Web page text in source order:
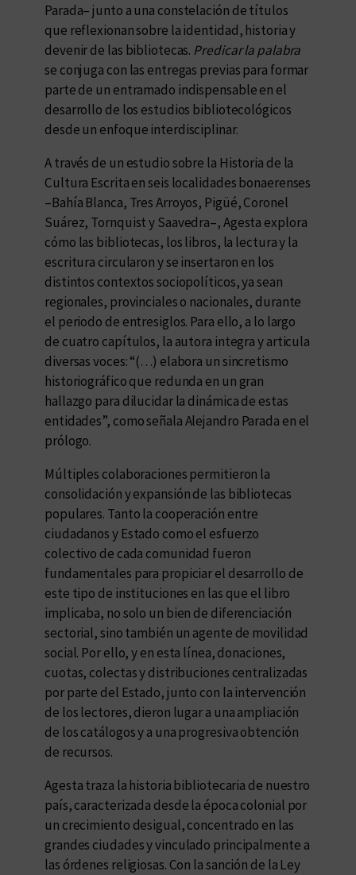
Parada– junto a una constelación de títulos
que reflexionan sobre la identidad, historia y
devenir de las bibliotecas. Predicar la palabra
se conjuga con las entregas previas para formar
parte de un entramado indispensable en el
desarrollo de los estudios bibliotecológicos
desde un enfoque interdisciplinar.
A través de un estudio sobre la Historia de la
Cultura Escrita en seis localidades bonaerenses
–Bahía Blanca, Tres Arroyos, Pigüé, Coronel
Suárez, Tornquist y Saavedra–, Agesta explora
cómo las bibliotecas, los libros, la lectura y la
escritura circularon y se insertaron en los
distintos contextos sociopolíticos, ya sean
regionales, provinciales o nacionales, durante
el periodo de entresiglos. Para ello, a lo largo
de cuatro capítulos, la autora integra y articula
diversas voces: “(…) elabora un sincretismo
historiográfico que redunda en un gran
hallazgo para dilucidar la dinámica de estas
entidades”, como señala Alejandro Parada en el
prólogo.
Múltiples colaboraciones permitieron la
consolidación y expansión de las bibliotecas
populares. Tanto la cooperación entre
ciudadanos y Estado como el esfuerzo
colectivo de cada comunidad fueron
fundamentales para propiciar el desarrollo de
este tipo de instituciones en las que el libro
implicaba, no solo un bien de diferenciación
sectorial, sino también un agente de movilidad
social. Por ello, y en esta línea, donaciones,
cuotas, colectas y distribuciones centralizadas
por parte del Estado, junto con la intervención
de los lectores, dieron lugar a una ampliación
de los catálogos y a una progresiva obtención
de recursos.
Agesta traza la historia bibliotecaria de nuestro
país, caracterizada desde la época colonial por
un crecimiento desigual, concentrado en las
grandes ciudades y vinculado principalmente a
las órdenes religiosas. Con la sanción de la Ley